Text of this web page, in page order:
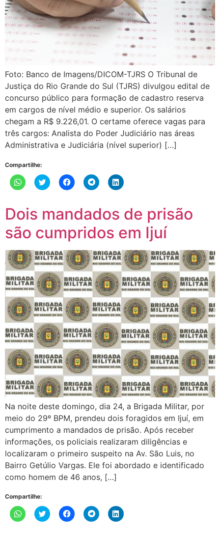
Foto: Banco de Imagens/DICOM-TJRS O Tribunal de
Justiça do Rio Grande do Sul (TJRS) divulgou edital de
concurso público para formação de cadastro reserva
em cargos de nível médio e superior. Os salários
chegam a R$ 9.226,01. O certame oferece vagas para
três cargos: Analista do Poder Judiciário nas áreas
Administrativa e Judiciária (nível superior) […]
Compartilhe:
Clique
para
WhatsApp(abre
em
nova
Clique
para
Twitter(abre
em
nova
Clique
para
Facebook(abre
em
nova
janela)
Clique
para
Telegram(abre
em
nova
Clique
para
LinkedIn(abre
em
nova
Dois mandados de prisão
são cumpridos em Ijuí
Na noite deste domingo, dia 24, a Brigada Militar, por
meio do 29º BPM, prendeu dois foragidos em Ijuí, em
cumprimento a mandados de prisão. Após receber
informações, os policiais realizaram diligências e
localizaram o primeiro suspeito na Av. São Luis, no
Bairro Getúlio Vargas. Ele foi abordado e identificado
como homem de 46 anos, […]
Compartilhe:
Clique
para
Clique
para
Clique
para
Clique
para
Clique
para